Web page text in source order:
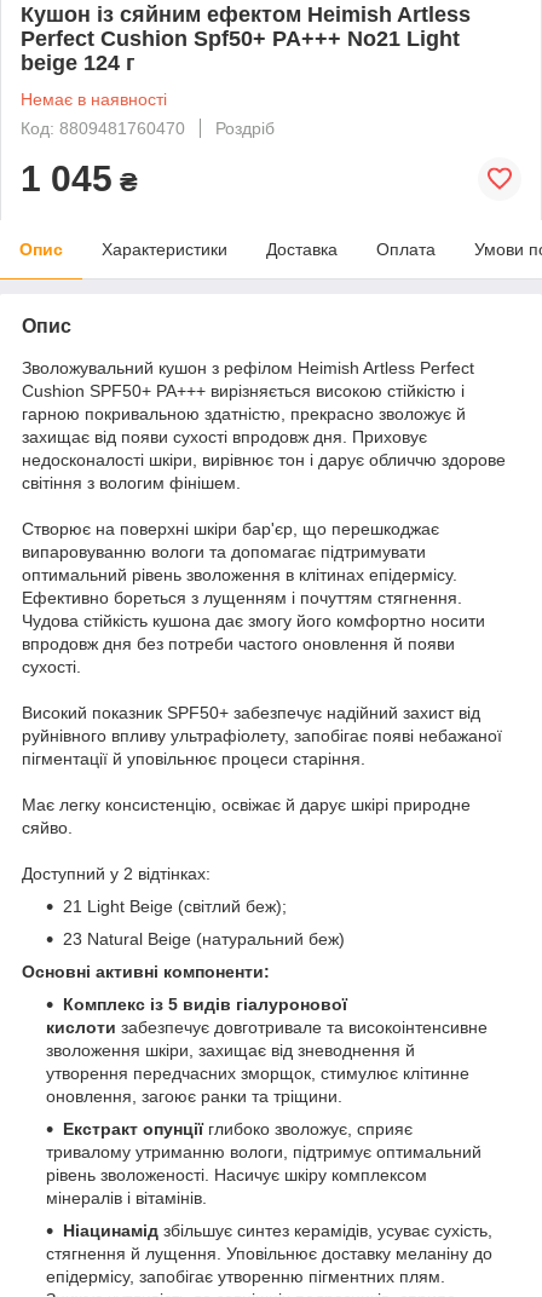
Кушон із сяйним ефектом Heimish Artless
Perfect Cushion Spf50+ PA+++ No21 Light
beige 124 г
Немає в наявності
Код: 8809481760470
Роздріб
1 045 ₴
Опис Характеристики Доставка Оплата Умови
Опис
Зволожувальний кушон з рефілом Heimish Artless Perfect
Cushion SPF50+ PA+++ вирізняється високою стійкістю і
гарною покривальною здатністю, прекрасно зволожує й
захищає від появи сухості впродовж дня. Приховує
недосконалості шкіри, вирівнює тон і дарує обличчю здорове
світіння з вологим фінішем.
Створює на поверхні шкіри бар'єр, що перешкоджає
випаровуванню вологи та допомагає підтримувати
оптимальний рівень зволоження в клітинах епідермісу.
Ефективно бореться з лущенням і почуттям стягнення.
Чудова стійкість кушона дає змогу його комфортно носити
впродовж дня без потреби частого оновлення й появи
сухості.
Високий показник SPF50+ забезпечує надійний захист від
руйнівного впливу ультрафіолету, запобігає появі небажаної
пігментації й уповільнює процеси старіння.
Має легку консистенцію, освіжає й дарує шкірі природне
сяйво.
Доступний у 2 відтінках:
21 Light Beige (світлий беж);
23 Natural Beige (натуральний беж)
Основні активні компоненти:
Комплекс із 5 видів гіалуронової
кислоти забезпечує довготривале та високоінтенсивне
зволоження шкіри, захищає від зневоднення й
утворення передчасних зморщок, стимулює клітинне
оновлення, загоює ранки та тріщини.
Екстракт опунціїглибоко зволожує, сприяє
тривалому утриманню вологи, підтримує оптимальний
рівень зволоженості. Насичує шкіру комплексом
мінералів і вітамінів.
Ніацинамід збільшує синтез керамідів, усуває сухість,
стягнення й лущення. Уповільнює доставку меланіну до
епідермісу, запобігає утворенню пігментних плям.